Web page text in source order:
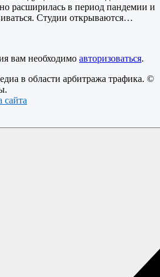
расширилась в период пандемии и
Студии открываются…
вам необходимо авторизоваться.
в области арбитража трафика. ©
сайта